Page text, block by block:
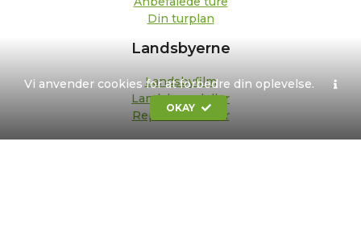
Vi anvender cookies for at forbedre din oplevelse.
OKAY
Din turplan
Landsbyerne
Landsbyfilm
Landsbypedeller
Repræsentanter
Om os